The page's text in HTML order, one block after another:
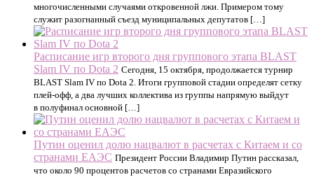
многочисленными случаями откровенной лжи. Примером тому
служит разогнанный съезд муниципальных депутатов […]
Расписание игр второго дня группового этапа BLAST
Slam IV по Dota 2 Сегодня, 15 октября, продолжается турнир
BLAST Slam IV по Dota 2. Итоги групповой стадии определят сетку
плей-офф, а два лучших коллектива из группы напрямую выйдут
в полуфинал основной […]
Путин оценил долю нацвалют в расчетах с Китаем и со
странами ЕАЭС Президент России Владимир Путин рассказал,
что около 90 процентов расчетов со странами Евразийского